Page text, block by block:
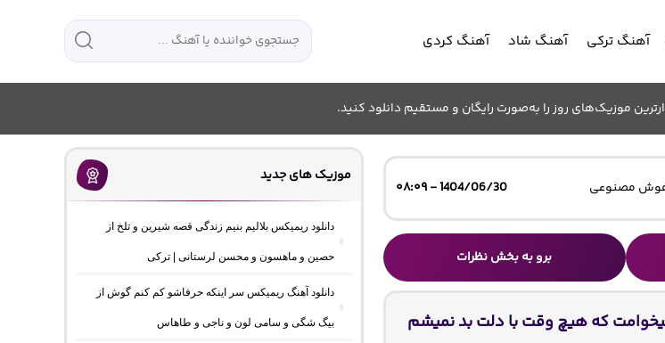
آهنگ ترکی آهنگ شاد آهنگ کردی
موزیک‌های روز را به‌صورت رایگان و مستقیم دانلود کنید.
مصنوعی 1404/06/30 - ۰۸:۰۹
برو به بخش نظرات
که هیچ وقت با دلت بد نمیشم
موزیک های جدید
دانلود ریمیکس بلالیم بنیم زندگی قصه شیرین و تلخ از
حصین و ماهسون و محسن لرستانی | ترکی
دانلود آهنگ ریمیکس سر اینکه حرفاشو کم کنم گوش از
بیگ شگی و سامی لون و ناجی و طاهاس